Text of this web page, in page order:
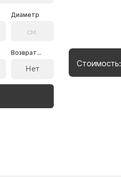
Диаметр
Возврат...
Нет
Стоимость: